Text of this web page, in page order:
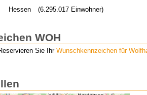
Hessen (6.295.017 Einwohner)
WOH
Sie IhrWunschkennzeichen für